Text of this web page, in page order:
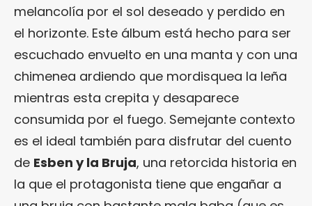
melancolía por el sol deseado y perdido en
el horizonte. Este álbum está hecho para ser
escuchado envuelto en una manta y con una
chimenea ardiendo que mordisquea la leña
mientras esta crepita y desaparece
consumida por el fuego. Semejante contexto
es el ideal también para disfrutar del cuento
de Esben y la Bruja, una retorcida historia en
la que el protagonista tiene que engañar a